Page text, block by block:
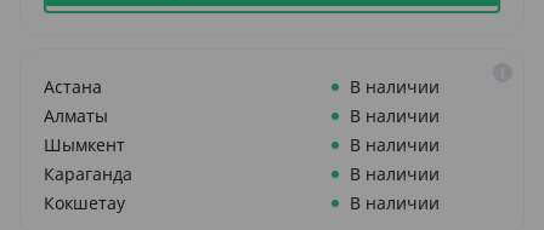
Астана
В наличии
Алматы
В наличии
Шымкент
В наличии
Караганда
В наличии
Кокшетау
В наличии